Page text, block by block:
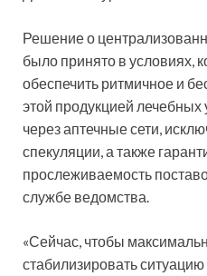
Решение о
было принято в условиях,
обеспечить ритмичное и
этой продукцией
через аптечные сети,
спекуляции, а также
прослеживаемость
службе ведомства.
«Сейчас, чтобы
стабилизировать